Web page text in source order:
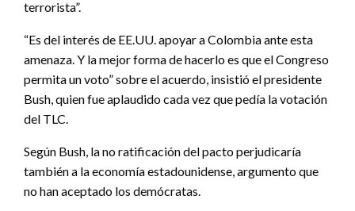
terrorista”.
“Es del interés de EE.UU. apoyar a Colombia ante esta
amenaza. Y la mejor forma de hacerlo es que el Congreso
permita un voto” sobre el acuerdo, insistió el presidente
Bush, quien fue aplaudido cada vez que pedía la votación
del TLC.
Según Bush, la no ratificación del pacto perjudicaría
también a la economía estadounidense, argumento que
no han aceptado los demócratas.